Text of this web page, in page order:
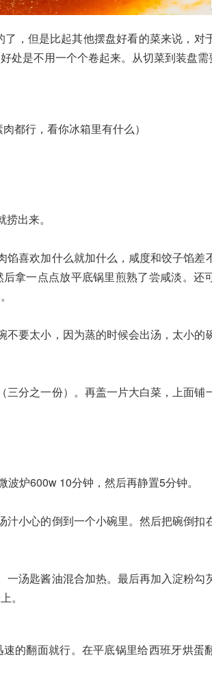
，但是比起其他摆盘好看的菜来说，对
处是不用一个个卷起来。从切菜到装盘需
都行，看你冰箱里有什么）
出来。
馅喜欢加什么就加什么，咸度和饺子馅差
拿一点点放平底锅里煎熟了尝咸淡。还
要太小，因为蒸的时候会出汤，太小的
三分之一份）。再盖一片大白菜，上面铺
炉600w 10分钟，然后再静置5分钟。
汁小心的倒到一个小碗里。然后把碗倒扣
一汤匙酱油混合加热。最后再加入淀粉勾
。
的翻面就行。在平底锅里给西班牙烘蛋